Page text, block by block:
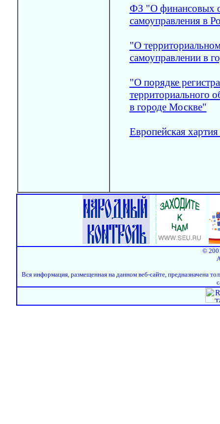
ФЗ "О финансовых
самоуправления в
"О
самоуправлении в
"О порядке
территориального
в городе Москве"
Европейская
©
Вся информация, размещенная на данном веб-сайте, предназначена